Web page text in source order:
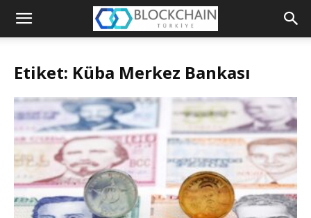
Blockchain
Etiket: Küba Merkez Bankası